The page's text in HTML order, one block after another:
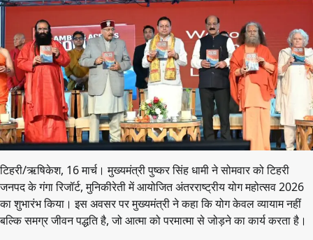
टिहरी/ऋषिकेश, 16 मार्च। मुख्यमंत्री पुष्कर सिंह धामी ने सोमवार को टिहरी
जनपद के गंगा रिजॉर्ट, मुनिकीरेती में आयोजित अंतरराष्ट्रीय योग महोत्सव 2026
का शुभारंभ किया। इस अवसर पर मुख्यमंत्री ने कहा कि योग केवल व्यायाम नहीं
बल्कि समग्र जीवन पद्धति है, जो आत्मा को परमात्मा से जोड़ने का कार्य करता है।